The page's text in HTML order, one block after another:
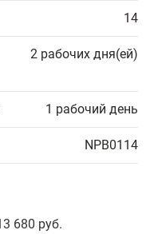
14
2 рабочих дня(ей)
1 рабочий день
NPB0114
680 руб.